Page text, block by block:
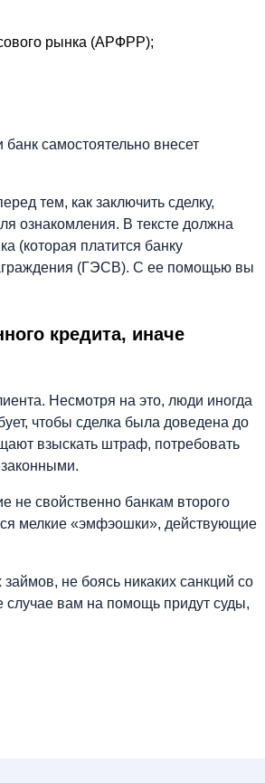
рынка (АРФРР);
самостоятельно внесет
тем, как заключить сделку,
ознакомления. В тексте должна
(которая платится банку
(ГЭСВ). С ее помощью вы
кредита, иначе
Несмотря на это, люди иногда
чтобы сделка была доведена до
взыскать штраф, потребовать
не свойственно банкам второго
мелкие «эмфэошки», действующие
не боясь никаких санкций со
вам на помощь придут суды,